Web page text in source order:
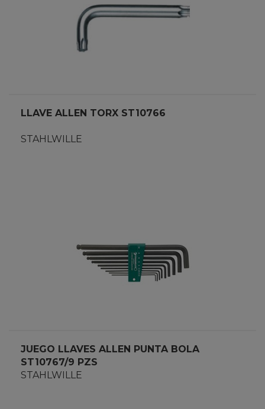
LLAVE ALLEN TORX ST10766
STAHLWILLE
JUEGO LLAVES ALLEN PUNTA BOLA
ST10767/9 PZS
STAHLWILLE